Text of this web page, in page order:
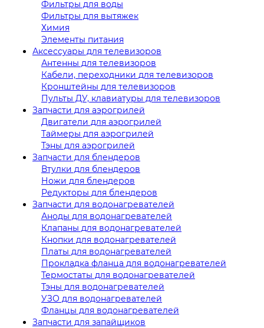
Фильтры для воды
Фильтры для вытяжек
Химия
Элементы питания
Аксессуары для телевизоров
Антенны для телевизоров
Кабели, переходники для телевизоров
Кронштейны для телевизоров
Пульты ДУ, клавиатуры для телевизоров
Запчасти для аэрогрилей
Двигатели для аэрогрилей
Таймеры для аэрогрилей
Тэны для аэрогрилей
Запчасти для блендеров
Втулки для блендеров
Ножи для блендеров
Редукторы для блендеров
Запчасти для водонагревателей
Аноды для водонагревателей
Клапаны для водонагревателей
Кнопки для водонагревателей
Платы для водонагревателей
Прокладка фланца для водонагревателей
Термостаты для водонагревателей
Тэны для водонагревателей
УЗО для водонагревателей
Фланцы для водонагревателей
Запчасти для запайщиков